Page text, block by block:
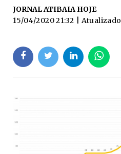
JORNAL ATIBAIA HOJE
15/04/2020 21:32
| Atualizado